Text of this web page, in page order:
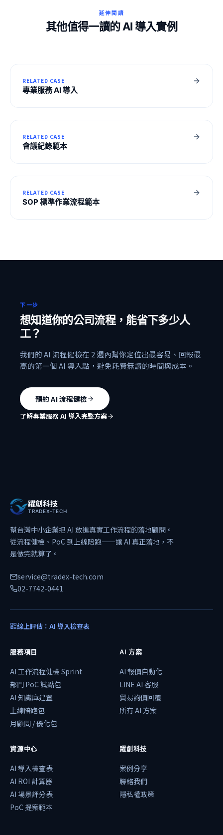
延伸閱讀
其他值得一讀的 AI 導入實例
RELATED CASE
專業服務 AI 導入
RELATED CASE
會議紀錄範本
RELATED CASE
SOP 標準作業流程範本
下一步
想知道你的公司流程，能省下多少人
工？
我們的 AI 流程健檢在 2 週內幫你定位出最容易、回報最
高的第一個 AI 導入點，避免耗費無謂的時間與成本。
預約 AI 流程健檢
了解專業服務 AI 導入完整方案
躍創科技
TRADEX-TECH
幫台灣中小企業把 AI 放進真實工作流程的落地顧問。
從流程健檢、PoC 到上線陪跑——讓 AI 真正落地，不
是做完就算了。
service@tradex-tech.com
02-7742-0441
線上評估：AI 導入檢查表
服務項目
AI 工作流程健檢 Sprint
部門 PoC 試點包
AI 知識庫建置
上線陪跑包
月顧問 / 優化包
AI 方案
AI 報價自動化
LINE AI 客服
貿易詢價回覆
所有 AI 方案
資源中心
AI 導入檢查表
AI ROI 計算器
AI 場景評分表
PoC 提案範本
躍創科技
案例分享
聯絡我們
隱私權政策